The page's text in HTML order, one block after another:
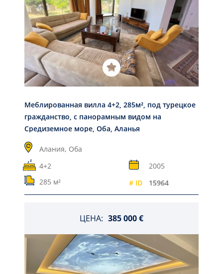
Меблированная вилла 4+2, 285м², под турецкое
гражданство, с панорамным видом на
Средиземное море, Оба, Аланья
Алания, Оба
4+2
2005
285 м²
# ID 15964
ЦЕНА: 385 000 €